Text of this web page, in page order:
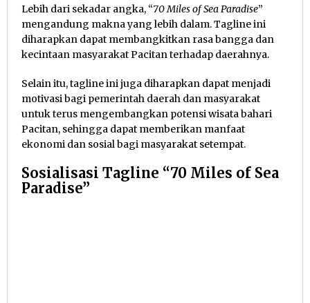
Lebih dari sekadar angka, “70 Miles of Sea Paradise”
mengandung makna yang lebih dalam. Tagline ini
diharapkan dapat membangkitkan rasa bangga dan
kecintaan masyarakat Pacitan terhadap daerahnya.
Selain itu, tagline ini juga diharapkan dapat menjadi
motivasi bagi pemerintah daerah dan masyarakat
untuk terus mengembangkan potensi wisata bahari
Pacitan, sehingga dapat memberikan manfaat
ekonomi dan sosial bagi masyarakat setempat.
Sosialisasi Tagline “70 Miles of Sea
Paradise”